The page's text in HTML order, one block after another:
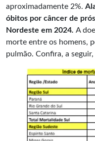
aproximadamente 2%.
óbitos por câncer de
Nordeste em 2024. A
morte entre os homens,
pulmão. Confira, a